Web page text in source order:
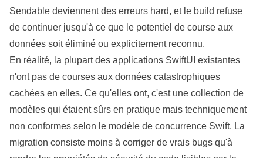
Sendable deviennent des erreurs hard, et le build refuse
de continuer jusqu'à ce que le potentiel de course aux
données soit éliminé ou explicitement reconnu.
En réalité, la plupart des applications SwiftUI existantes
n'ont pas de courses aux données catastrophiques
cachées en elles. Ce qu'elles ont, c'est une collection de
modèles qui étaient sûrs en pratique mais techniquement
non conformes selon le modèle de concurrence Swift. La
migration consiste moins à corriger de vrais bugs qu'à